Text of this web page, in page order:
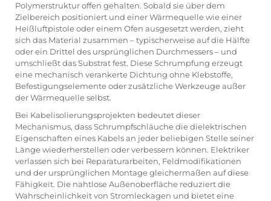
Polymerstruktur offen gehalten. Sobald sie über dem
Zielbereich positioniert und einer Wärmequelle wie einer
Heißluftpistole oder einem Ofen ausgesetzt werden, zieht
sich das Material zusammen – typischerweise auf die Hälfte
oder ein Drittel des ursprünglichen Durchmessers – und
umschließt das Substrat fest. Diese Schrumpfung erzeugt
eine mechanisch verankerte Dichtung ohne Klebstoffe,
Befestigungselemente oder zusätzliche Werkzeuge außer
der Wärmequelle selbst.
Bei Kabelisolierungsprojekten bedeutet dieser
Mechanismus, dass Schrumpfschläuche die dielektrischen
Eigenschaften eines Kabels an jeder beliebigen Stelle seiner
Länge wiederherstellen oder verbessern können. Elektriker
verlassen sich bei Reparaturarbeiten, Feldmodifikationen
und der ursprünglichen Montage gleichermaßen auf diese
Fähigkeit. Die nahtlose Außenoberfläche reduziert die
Wahrscheinlichkeit von Stromleckagen und bietet eine